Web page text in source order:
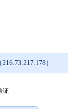
）
证